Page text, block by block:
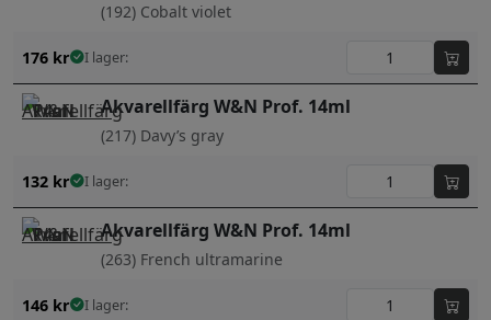
(192) Cobalt violet
176 kr I lager:
Akvarellfärg W&N Prof. 14ml
(217) Davy’s gray
132 kr I lager:
Akvarellfärg W&N Prof. 14ml
(263) French ultramarine
146 kr I lager: